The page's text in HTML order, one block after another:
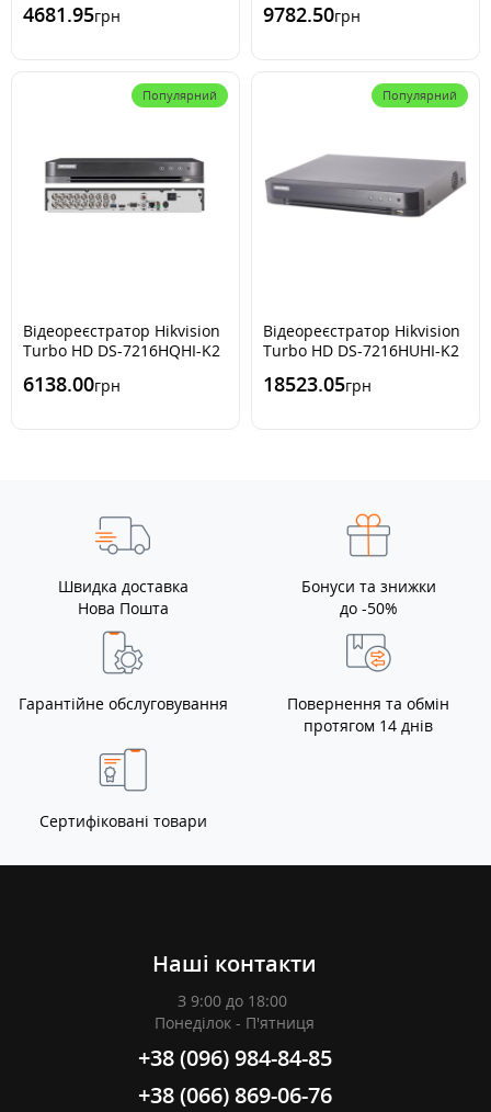
4681.95грн 9782.50грн
Популярний
Відеореєстратор Hikvision
Turbo HD DS-7216HQHI-K2
6138.00грн
Популярний
Відеореєстратор Hikvision
Turbo HD DS-7216HUHI-K2
18523.05грн
Швидка доставка
Нова Пошта
Бонуси та знижки
до -50%
Гарантійне обслуговування
Повернення та обмін
протягом 14 днів
Сертифіковані товари
Наші контакти
З 9:00 до 18:00
Понеділок - П'ятниця
+38 (096) 984-84-85
+38 (066) 869-06-76